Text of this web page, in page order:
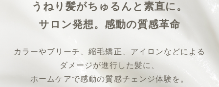
うねり髪がちゅるんと素直に。
サロン発想。感動の質感革命
カラーやブリーチ、縮毛矯正、アイロンなどによる
ダメージが進行した髪に、
ホームケアで感動の質感チェンジ体験を。